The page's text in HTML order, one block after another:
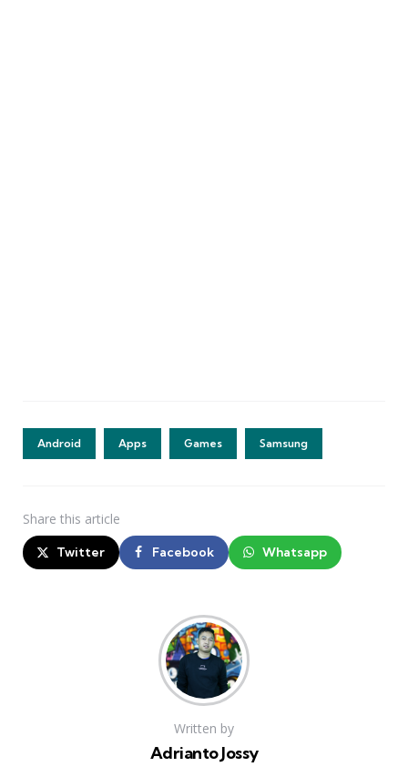
Android Apps Games Samsung
Share this article
Twitter Facebook Whatsapp
Written by
Adrianto Jossy